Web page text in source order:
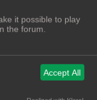
it possible to play
the forum.
Accept All